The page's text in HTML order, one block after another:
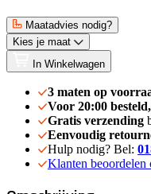
Maatadvies nodig?
Kies je maat
In Winkelwagen
3 maten op
Voor 20:00
Gratis verzending
Eenvoudig
Hulp nodig? Bel:
Klanten beoordelen